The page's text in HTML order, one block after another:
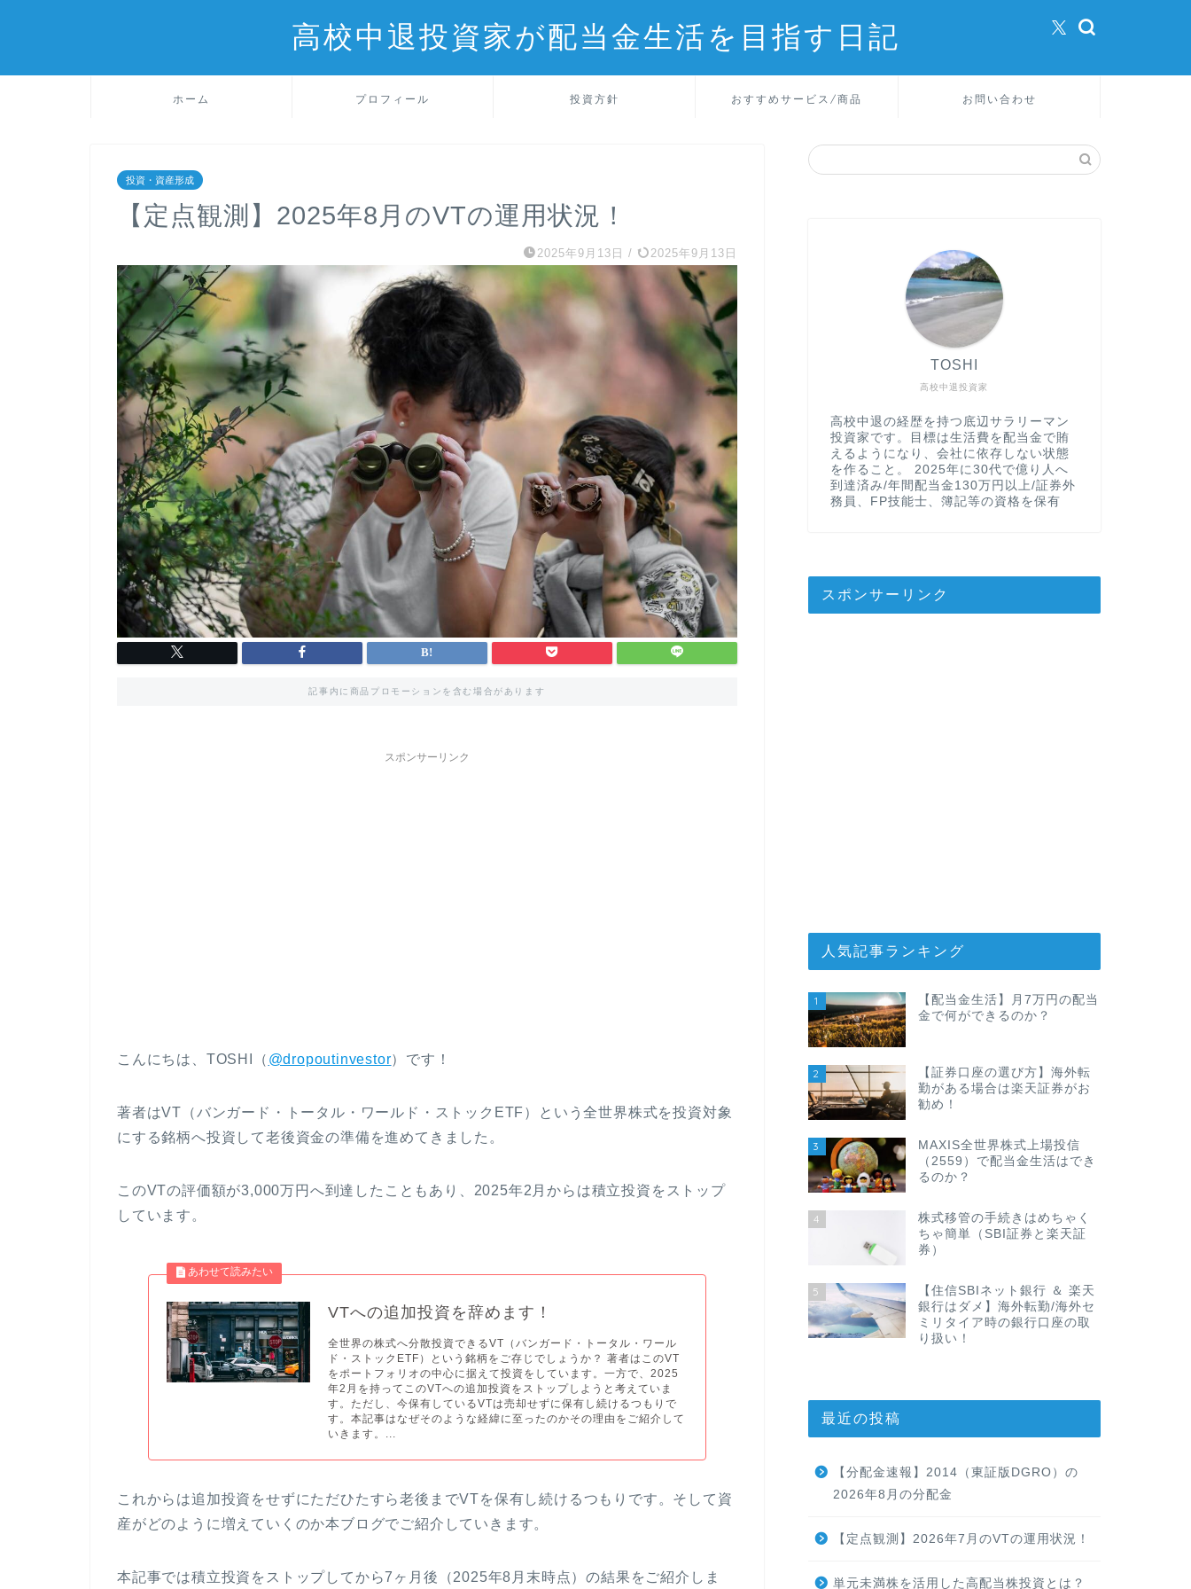
高校中退投資家が配当金生活を目指す日記
ホーム プロフィール 投資方針 おすすめサービス/商品 お問い合わせ
投資・資産形成
【定点観測】2025年8月のVTの運用状況！
2025年9月13日 / 2025年9月13日
記事内に商品プロモーションを含む場合があります
スポンサーリンク
こんにちは、TOSHI（ @dropoutinvestor）です！
著者はVT（バンガード・トータル・ワールド・ストックETF）という全世界株式を投資対象
にする銘柄へ投資して老後資金の準備を進めてきました。
このVTの評価額が3,000万円へ到達したこともあり、2025年2月からは積立投資をストップ
しています。
VTへの追加投資を辞めます！
全世界の株式へ分散投資できるVT（バンガード・トータル・ワール
ド・ストックETF）という銘柄をご存じでしょうか？ 著者はこのVT
をポートフォリオの中心に据えて投資をしています。一方で、2025
年2月を持ってこのVTへの追加投資をストップしようと考えていま
す。ただし、今保有しているVTは売却せずに保有し続けるつもりで
す。本記事はなぜそのような経緯に至ったのかその理由をご紹介して
いきます。...
これからは追加投資をせずにただひたすら老後までVTを保有し続けるつもりです。そして資
産がどのように増えていくのか本ブログでご紹介していきます。
本記事では積立投資をストップしてから7ヶ月後（2025年8月末時点）の結果をご紹介しま
高校中退投資家
TOSHI
高校中退の経歴を持つ底辺サラリーマン
投資家です。目標は生活費を配当金で賄
えるようになり、会社に依存しない状態
を作ること。 2025年に30代で億り人へ
到達済み/年間配当金130万円以上/証券外
務員、FP技能士、簿記等の資格を保有
スポンサーリンク
人気記事ランキング
1
【配当金生活】月7万円の配当
金で何ができるのか？
2
【証券口座の選び方】海外転
勤がある場合は楽天証券がお
勧め！
3
MAXIS全世界株式上場投信
（2559）で配当金生活はでき
るのか？
4
株式移管の手続きはめちゃく
ちゃ簡単（SBI証券と楽天証
券）
5
【住信SBIネット銀行 ＆ 楽天
銀行はダメ】海外転勤/海外セ
ミリタイア時の銀行口座の取
り扱い！
最近の投稿
【分配金速報】2014（東証版DGRO）の
2026年8月の分配金
【定点観測】2026年7月のVTの運用状況！
単元未満株を活用した高配当株投資とは？